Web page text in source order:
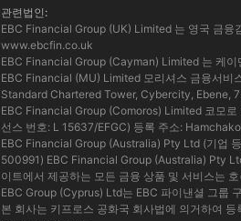
관련법인:
EBC Financial Group (UK) Limited 는 영국 금
www.ebcfin.co.uk
EBC Financial Group (Cayman) Limited 는 케
EBC Financial (MU) Limited 모리셔스 금융서비
Standard Chartered Tower, Cybercity, Ebene,
EBC Financial Group (Comoros) Limited 코모
선스 번호: L 15637/EFGC) 등록 주소:
EBC Financial Group (Australia) Pty Ltd (기업
500991) EBC Financial Group (Australia) Pty
이트에서 제공하는 모든 금융 상품 및 서비스는
EBC Group (Cyprus) Ltd는 EBC 파이낸셜 그룹
본 회사는 키프로스 공화국 회사법에 의거하여